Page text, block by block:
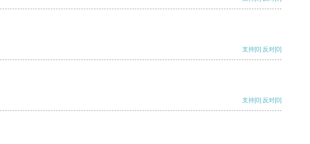
支持[0] 反对[0]
支持[0] 反对[0]